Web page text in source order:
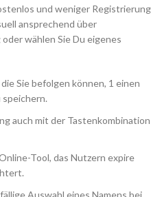
und weniger Registrierung
ansprechend über
wählen Sie Du eigenes
Sie befolgen können, 1 einen
speichern.
auch mit der Tastenkombination
Tool, das Nutzern expire
Auswahl eines Namens bei